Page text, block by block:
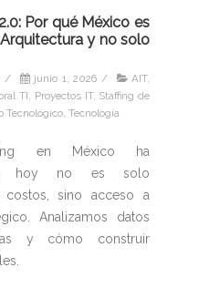
Por qué México es
y no solo
/ junio 1, 2026 / AIT,
TI, Proyectos IT, Staffing de
Tecnológico, Tecnología
en México ha
hoy no es solo
costos, sino acceso a
Analizamos datos
y cómo construir